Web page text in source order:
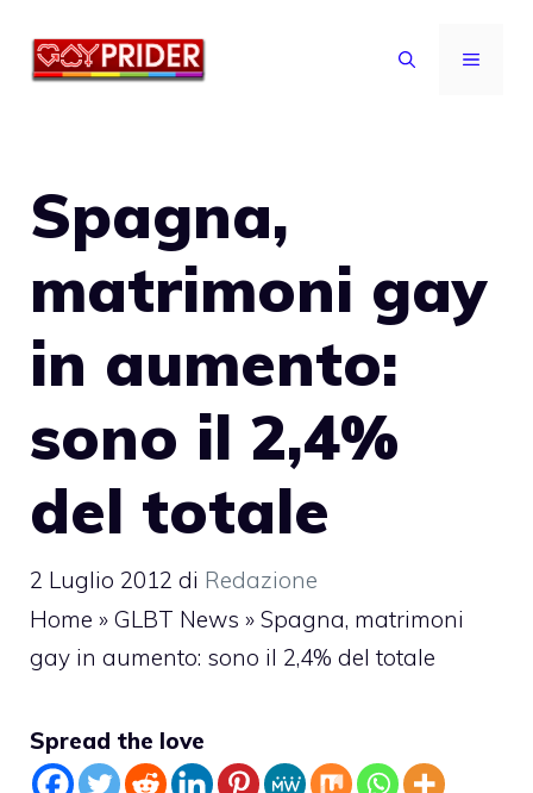
MENU
Spagna,
matrimoni gay
in aumento:
sono il 2,4%
del totale
2 Luglio 2012 di Redazione
Home » GLBT News » Spagna, matrimoni
gay in aumento: sono il 2,4% del totale
Spread the love